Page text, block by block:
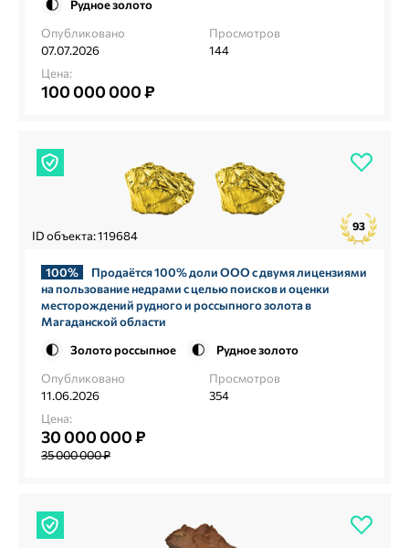
Рудное золото
Опубликовано
07.07.2026
Просмотров
144
Цена:
100 000 000 ₽
ID объекта: 119684
93
100%
Продаётся 100% доли ООО с двумя лицензиями
на пользование недрами с целью поисков и оценки
месторождений рудного и россыпного золота в
Магаданской области
Золото россыпное
Рудное золото
Опубликовано
11.06.2026
Просмотров
354
Цена:
30 000 000 ₽
35 000 000 ₽